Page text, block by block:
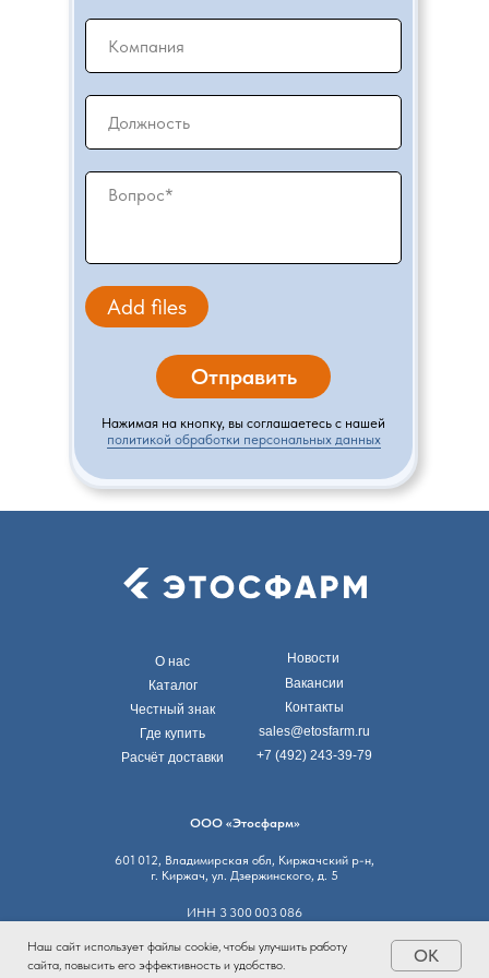
Add files
Отправить
Нажимая на кнопку, вы соглашаетесь с нашей
политикой обработки персональных данных
ООО «Этосфарм»
О нас
Каталог
Честный знак
Где купить
Расчёт доставки
Новости
Вакансии
Контакты
sales@etosfarm.ru
+7 (492) 243-39-79
601 012, Владимирская обл, Киржачский р-н,
г. Киржач, ул. Дзержинского, д. 5
ИНН 3 300 003 086
ОГРН 1 233 300 005 487
Наш сайт использует файлы cookie, чтобы улучшить работу
сайта, повысить его эффективность и удобство.
ОК